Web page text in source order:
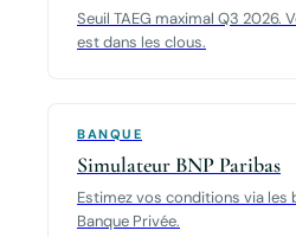
Seuil TAEG maximal Q3 2026.
est dans les clous.
BANQUE
Simulateur BNP Paribas
Estimez vos conditions via les
Banque Privée.